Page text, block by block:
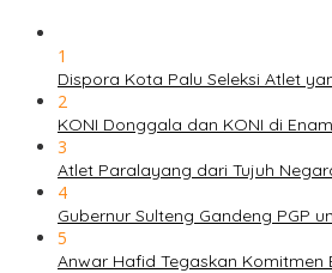
1
Dispora Kota Palu Seleksi Atlet
2
KONI Donggala dan KONI di
3
Atlet Paralayang dari Tujuh
4
Gubernur Sulteng Gandeng PGP
5
Anwar Hafid Tegaskan Komitmen